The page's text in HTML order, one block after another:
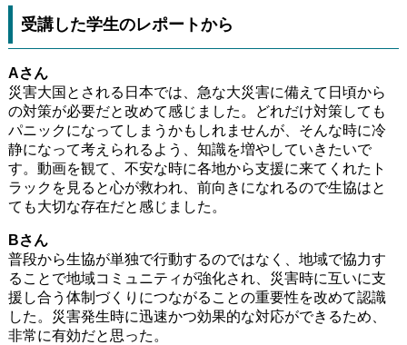
受講した学生のレポートから
Aさん
災害大国とされる日本では、急な大災害に備えて日頃から
の対策が必要だと改めて感じました。どれだけ対策しても
パニックになってしまうかもしれませんが、そんな時に冷
静になって考えられるよう、知識を増やしていきたいで
す。動画を観て、不安な時に各地から支援に来てくれたト
ラックを見ると心が救われ、前向きになれるので生協はと
ても大切な存在だと感じました。
Bさん
普段から生協が単独で行動するのではなく、地域で協力す
ることで地域コミュニティが強化され、災害時に互いに支
援し合う体制づくりにつながることの重要性を改めて認識
した。災害発生時に迅速かつ効果的な対応ができるため、
非常に有効だと思った。